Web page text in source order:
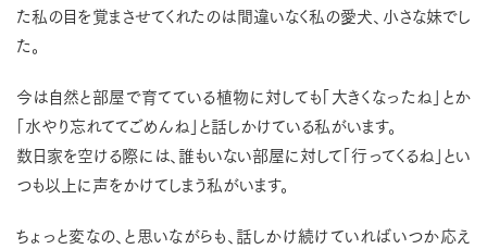
た私の目を覚まさせてくれたのは間違いなく私の愛犬、小さな妹でし
た。
今は自然と部屋で育てている植物に対しても「大きくなったね」とか
「水やり忘れててごめんね」と話しかけている私がいます。
数日家を空ける際には、誰もいない部屋に対して「行ってくるね」とい
つも以上に声をかけてしまう私がいます。
ちょっと変なの、と思いながらも、話しかけ続けていればいつか応え